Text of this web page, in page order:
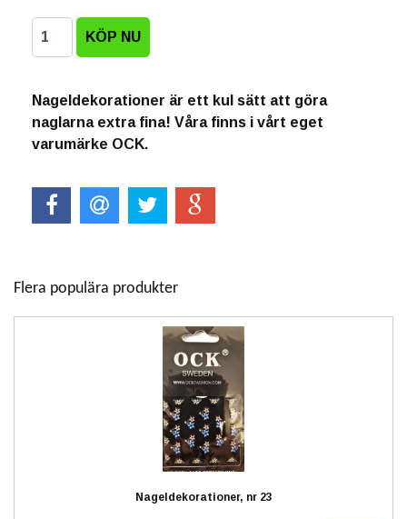
Nageldekorationer är ett kul sätt att göra
naglarna extra fina! Våra finns i vårt eget
varumärke OCK.
Flera populära produkter
Nageldekorationer, nr 23